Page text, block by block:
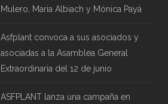
Mulero, Maria Albiach y Mónica Payà
Asfplant convoca a sus asociados y
asociadas a la Asamblea General
Extraordinaria del 12 de junio
ASFPLANT lanza una campaña en